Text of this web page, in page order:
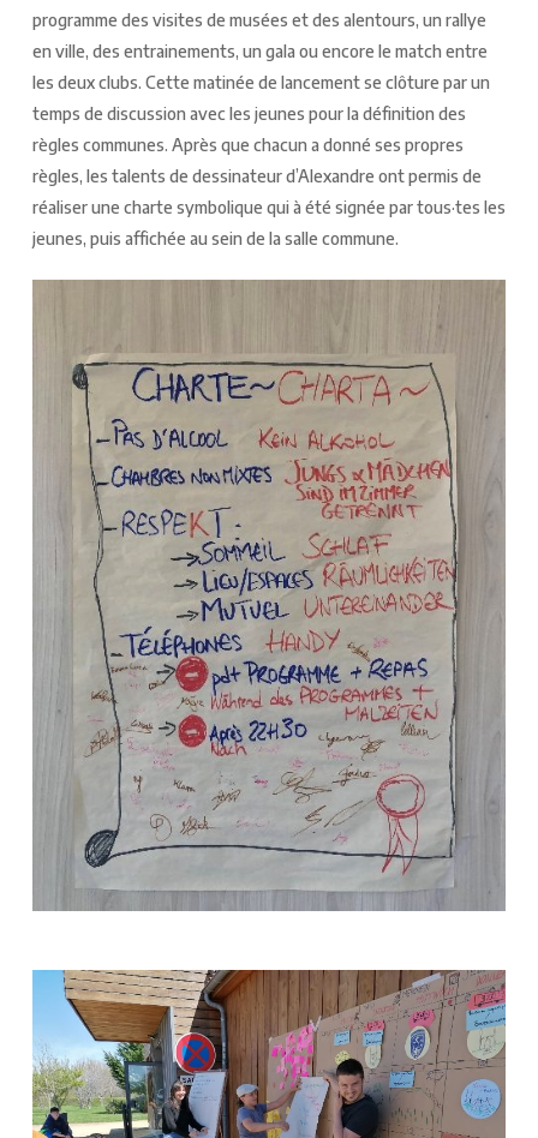
programme des visites de musées et des alentours, un rallye
en ville, des entrainements, un gala ou encore le match entre
les deux clubs. Cette matinée de lancement se clôture par un
temps de discussion avec les jeunes pour la définition des
règles communes. Après que chacun a donné ses propres
règles, les talents de dessinateur d’Alexandre ont permis de
réaliser une charte symbolique qui à été signée par tous·tes les
jeunes, puis affichée au sein de la salle commune.